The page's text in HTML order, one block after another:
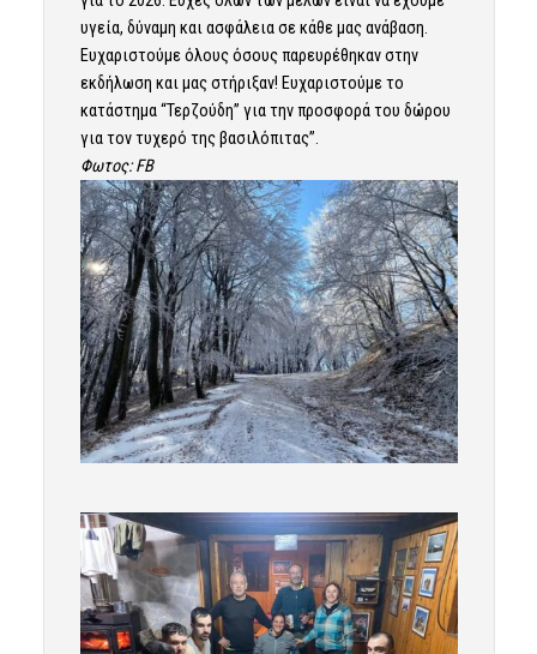
υγεία, δύναμη και ασφάλεια σε κάθε μας ανάβαση.
Ευχαριστούμε όλους όσους παρευρέθηκαν στην
εκδήλωση και μας στήριξαν! Ευχαριστούμε το
κατάστημα “Τερζούδη” για την προσφορά του δώρου
για τον τυχερό της βασιλόπιτας”.
Φωτος: FB